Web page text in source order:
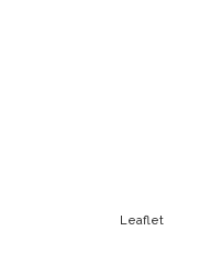
Leaflet